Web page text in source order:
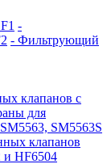
-
- Фильтрующий
клапанов с
для
SM5563S
клапанов
и HF6504